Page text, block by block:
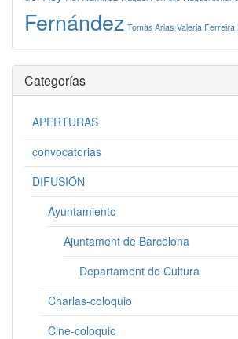
Fernández Tomàs Arias Valeria Ferreira
Categorías
APERTURAS
convocatorias
DIFUSIÓN
Ayuntamiento
Ajuntament de Barcelona
Departament de Cultura
Charlas-coloquio
Cine-coloquio